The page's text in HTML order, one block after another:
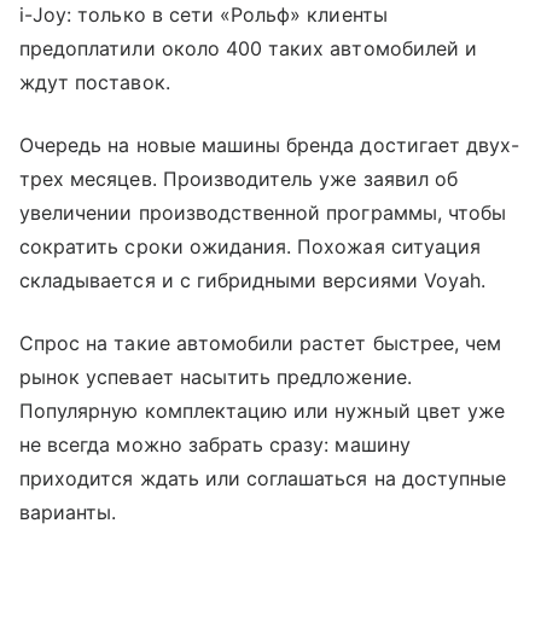
i-Joy: только в сети «Рольф» клиенты
предоплатили около 400 таких автомобилей и
ждут поставок.
Очередь на новые машины бренда достигает двух-
трех месяцев. Производитель уже заявил об
увеличении производственной программы, чтобы
сократить сроки ожидания. Похожая ситуация
складывается и с гибридными версиями Voyah.
Спрос на такие автомобили растет быстрее, чем
рынок успевает насытить предложение.
Популярную комплектацию или нужный цвет уже
не всегда можно забрать сразу: машину
приходится ждать или соглашаться на доступные
варианты.